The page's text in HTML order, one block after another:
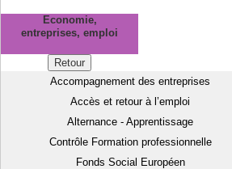
Economie,
entreprises, emploi
Retour
Accompagnement des entreprises
Accès et retour à l’emploi
Alternance - Apprentissage
Contrôle Formation professionnelle
Fonds Social Européen